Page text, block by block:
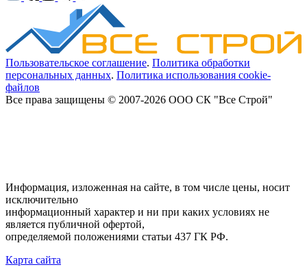
Пользовательское соглашение. Политика обработки
персональных данных. Политика использования cookie-
файлов
Все права защищены © 2007-2026 ООО СК "Все Строй"
Информация, изложенная на сайте, в том числе цены, носит
исключительно
информационный характер и ни при каких условиях не
является публичной офертой,
определяемой положениями статьи 437 ГК РФ.
Карта сайта